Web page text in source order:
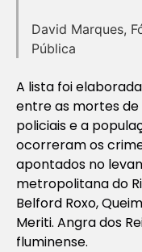
David Marques,
Pública
A lista foi
entre as mortes de
policiais e a
ocorreram os
apontados no
metropolitana do
Belford Roxo,
Meriti. Angra dos
fluminense.